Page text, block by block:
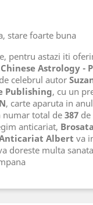
stare foarte buna
pentru astazi iti
Chinese Astrology -
celebrul autor
Publishing, cu un
, carte aparuta in anul
numar total de387
anticariat,
Albert va
doreste multa